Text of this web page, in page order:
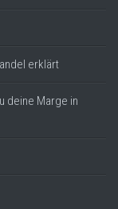
erklärt
deine Marge in